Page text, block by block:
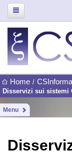
Home / CSInforma
Disservizi sui sistemi
Menu